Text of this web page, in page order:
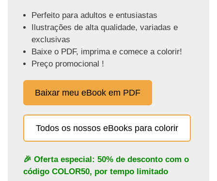
Perfeito para adultos e entusiastas
Ilustrações de alta qualidade, variadas e
exclusivas
Baixe o PDF, imprima e comece a colorir!
Preço promocional !
Baixar meu eBook em PDF
Todos os nossos eBooks para colorir
🎉 Oferta especial: 50% de desconto com o
código COLOR50, por tempo limitado